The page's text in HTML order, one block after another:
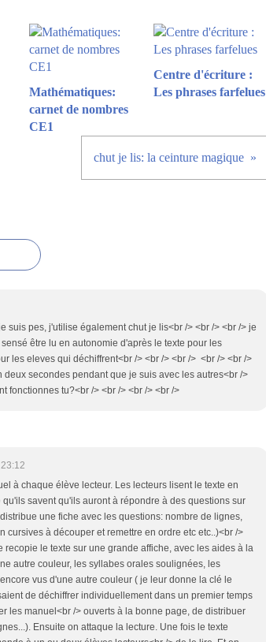
Mathématiques:
carnet de nombres
CE1
Centre d'écriture :
Les phrases farfelues
chut je lis: la ceinture magique
suis pes, j'utilise également chut je lis<br /> <br /> <br /> je
être lu en autonomie d'après le texte pour les
les eleves qui déchiffrent<br /> <br /> <br /> <br /> <br />
secondes pendant que je suis avec les autres<br />
fonctionnes tu?<br /> <br /> <br /> <br />
à chaque élève lecteur. Les lecteurs lisent le texte en
savent qu'ils auront à répondre à des questions sur
une fiche avec les questions: nombre de lignes,
cursives à découper et remettre en ordre etc etc..)<br />
recopie le texte sur une grande affiche, avec les aides à la
autre couleur, les syllabes orales soulignées, les
vus d'une autre couleur ( je leur donne la clé le
de déchiffrer individuellement dans un premier temps
les manuel<br /> ouverts à la bonne page, de distribuer
Ensuite on attaque la lecture. Une fois le texte